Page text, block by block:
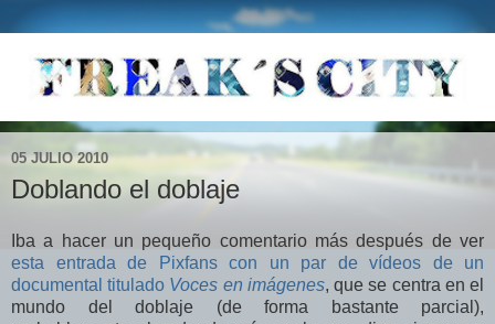
05 JULIO 2010
Doblando el doblaje
Iba a hacer un pequeño comentario más después de ver
esta entrada de Pixfans con un par de vídeos de un
documental titulado Voces en imágenes, que se centra en el
mundo del doblaje (de forma bastante parcial),